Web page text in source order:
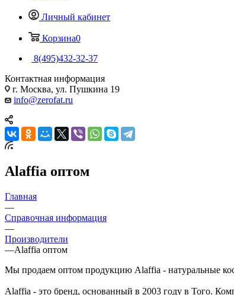
Личный кабинет
Корзина0
8(495)432-32-37
Контактная информация
г. Москва, ул. Пушкина 19
info@zerofat.ru
Alaffia оптом
Главная
—
Справочная информация
—
Производители
—Alaffia оптом
Мы продаем оптом продукцию Alaffia - натуральные
Alaffia - это бренд, основанный в 2003 году в Того.